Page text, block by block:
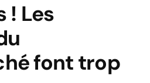
! Les
font trop